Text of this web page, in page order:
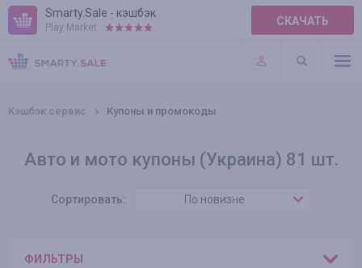
Smarty.Sale - кэшбэк
Play Market: СКАЧАТЬ
ПРАВИЛА
ПЛАГИНЫ
Кэшбэк сервис Купоны и промокоды
Авто и мото купоны (Украина) 81 шт.
Сортировать: По новизне
ФИЛЬТРЫ